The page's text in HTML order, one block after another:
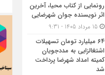
رونمایی از کتاب محیا، آخرین
اثر نویسنده جوان شهرضایی
۶۴ میلیارد تومان تسهیلات
اشتغالزایی به مددجویان
کمیته امداد شهرضا پرداخت
شد